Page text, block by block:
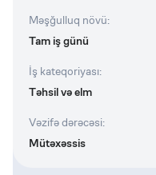
Məşğulluq növü:
Tam iş günü
İş kateqoriyası:
Təhsil və elm
Vəzifə dərəcəsi:
Mütəxəssis